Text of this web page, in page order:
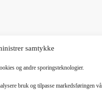
samtykke
og andre sporingsteknologier.
bruk og tilpasse markedsføringen